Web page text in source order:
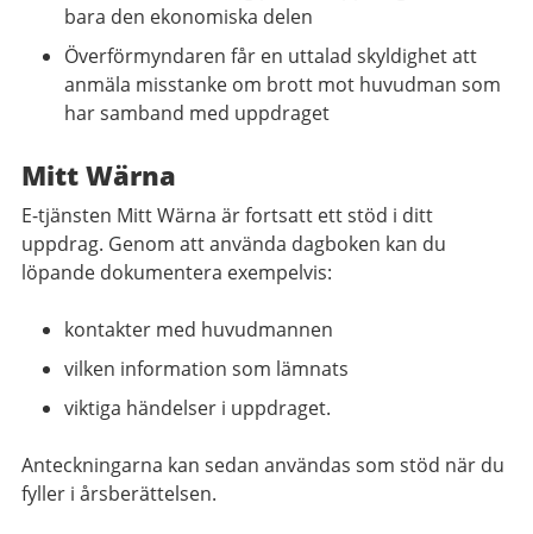
bara den ekonomiska delen
Överförmyndaren får en uttalad skyldighet att
anmäla misstanke om brott mot huvudman som
har samband med uppdraget
Mitt Wärna
E-tjänsten Mitt Wärna är fortsatt ett stöd i ditt
uppdrag. Genom att använda dagboken kan du
löpande dokumentera exempelvis:
kontakter med huvudmannen
vilken information som lämnats
viktiga händelser i uppdraget.
Anteckningarna kan sedan användas som stöd när du
fyller i årsberättelsen.